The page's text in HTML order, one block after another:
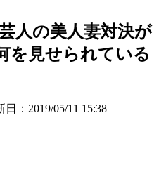
人の美人妻対決が
を見せられている
日： 2019/05/11 15:38